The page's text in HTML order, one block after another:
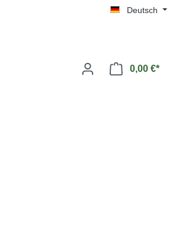
Deutsch
0,00 €*